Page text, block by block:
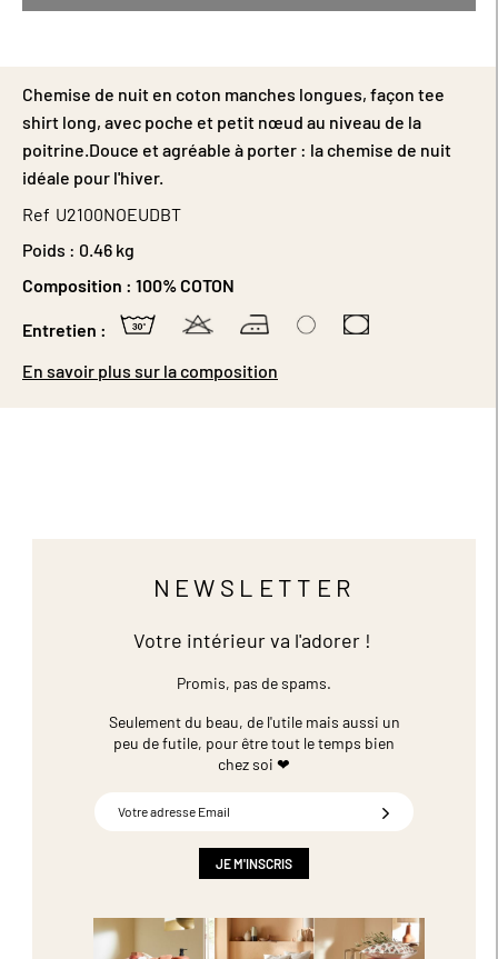
Chemise de nuit en coton manches longues, façon tee
shirt long, avec poche et petit nœud au niveau de la
poitrine.Douce et agréable à porter : la chemise de nuit
idéale pour l'hiver.
Ref U2100NOEUDBT
Poids : 0.46 kg
Composition : 100% COTON
Entretien :
En savoir plus sur la composition
NEWSLETTER
Votre intérieur va l'adorer !
Promis, pas de spams.
Seulement du beau, de l'utile mais aussi un
peu de futile, pour être tout le temps bien
chez soi ❤
JE M'INSCRIS